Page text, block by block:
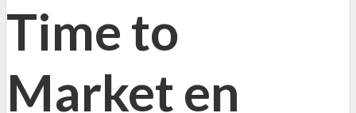
Time to
Market en